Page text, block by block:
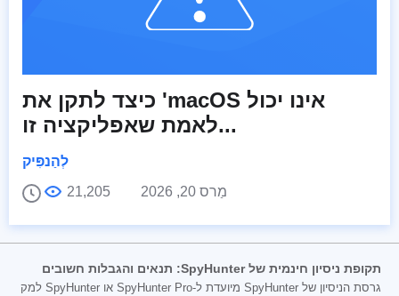
כיצד לתקן את 'macOS אינו יכול
לאמת שאפליקציה זו...
לְהַנפִּיק
מַרס 20, 2026
21,205
תקופת ניסיון חינמית של SpyHunter: תנאים והגבלות חשובים
גרסת הניסיון של SpyHunter מיועדת ל-SpyHunter Pro או SpyHunter למק